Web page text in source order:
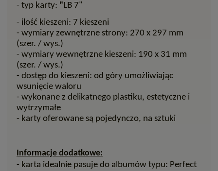
- typ karty: "LB 7"
- ilość kieszeni: 7 kieszeni
- wymiary zewnętrzne strony: 270 x 297 mm
(szer. / wys.)
- wymiary wewnętrzne kieszeni: 190 x 31 mm
(szer. / wys.)
- dostęp do kieszeni: od góry umożliwiając
wsunięcie waloru
- wykonane z delikatnego plastiku, estetyczne i
wytrzymałe
- karty oferowane są pojedynczo, na sztuki
Informacje dodatkowe:
- karta idealnie pasuje do albumów typu: Perfect